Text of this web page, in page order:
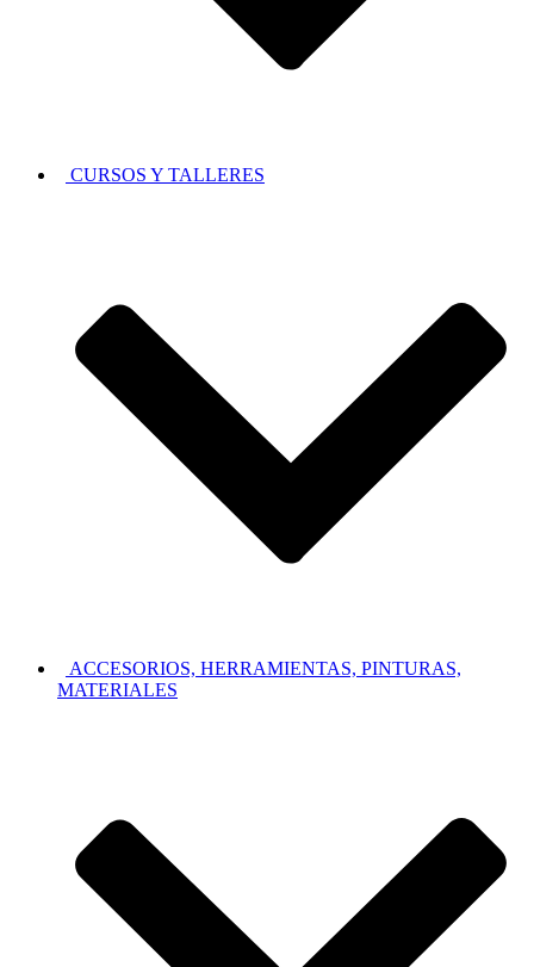
CURSOS Y TALLERES
ACCESORIOS, HERRAMIENTAS, PINTURAS,
MATERIALES